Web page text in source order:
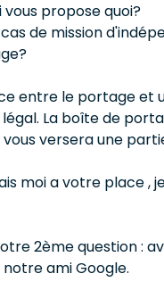
vous propose quoi?
de mission
entre le portage et
La boîte de
versera une
moi a votre place ,
2ème question :
ami Google.